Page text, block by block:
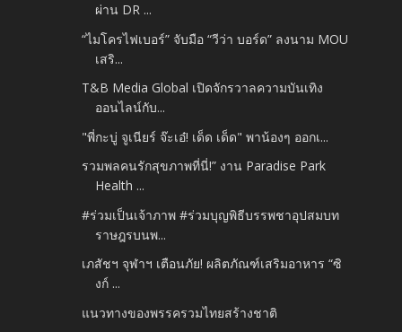
ผ่าน DR ...
“ไมโครไฟเบอร์” จับมือ “วีว่า บอร์ด” ลงนาม MOU
เสริ...
T&B Media Global เปิดจักรวาลความบันเทิง
ออนไลน์กับ...
"พี่กะบู่ จูเนียร์ จ๊ะเอ๋! เด็ด เด็ด" พาน้องๆ ออกเ...
รวมพลคนรักสุขภาพที่นี่!” งาน Paradise Park
Health ...
#ร่วมเป็นเจ้าภาพ #ร่วมบุญพิธีบรรพชาอุปสมบท
ราษฎรบนพ...
เภสัชฯ จุฬาฯ เตือนภัย! ผลิตภัณฑ์เสริมอาหาร “ซิ
งก์ ...
แนวทางของพรรครวมไทยสร้างชาติ